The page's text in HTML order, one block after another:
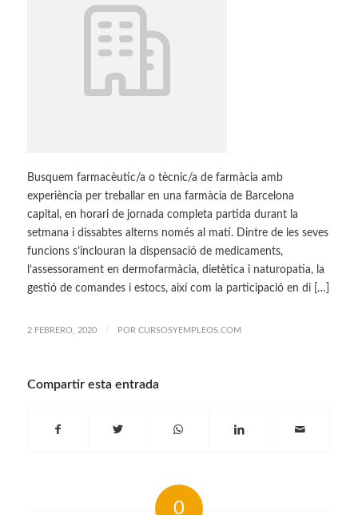
Busquem farmacèutic/a o tècnic/a de farmàcia amb
experiència per treballar en una farmàcia de Barcelona
capital, en horari de jornada completa partida durant la
setmana i dissabtes alterns només al matí. Dintre de les seves
funcions s’inclouran la dispensació de medicaments,
l’assessorament en dermofarmàcia, dietètica i naturopatia, la
gestió de comandes i estocs, així com la participació en di […]
2 FEBRERO, 2020 / POR CURSOSYEMPLEOS.COM
Compartir esta entrada
0